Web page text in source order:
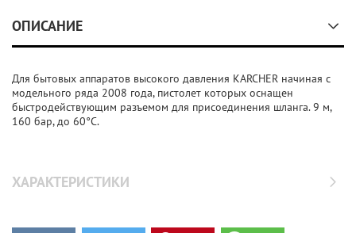
ОПИСАНИЕ
Для бытовых аппаратов высокого давления KARCHER начиная с
модельного ряда 2008 года, пистолет которых оснащен
быстродействующим разъемом для присоединения шланга. 9 м,
160 бар, до 60°C.
ХАРАКТЕРИСТИКИ